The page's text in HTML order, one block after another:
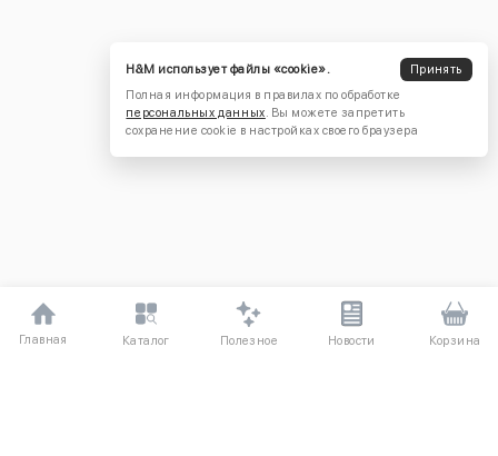
Главная Каталог Полезное Новости Корзина
H&M использует файлы «cookie».
Принять
Полная информация в правилах по обработке
персональных данных. Вы можете запретить
сохранение cookie в настройках своего браузера